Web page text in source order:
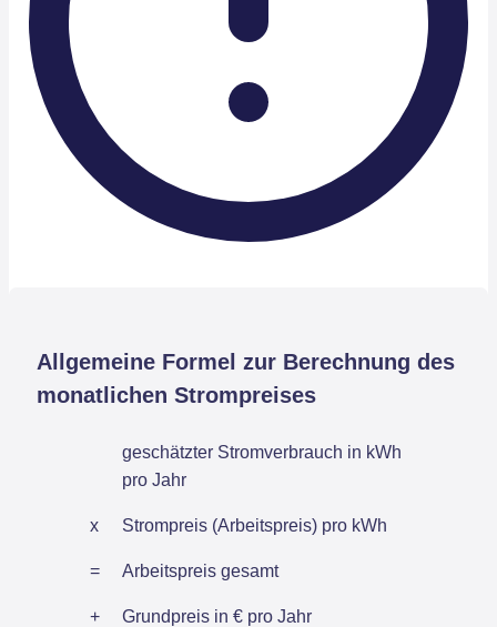
Allgemeine Formel zur Berechnung des
monatlichen Strompreises
geschätzter Stromverbrauch in kWh
pro Jahr
x Strompreis (Arbeitspreis) pro kWh
= Arbeitspreis gesamt
+ Grundpreis in € pro Jahr